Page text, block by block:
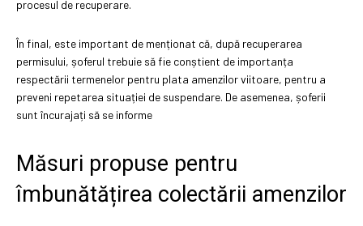
procesul de recuperare.
În final, este important de menționat că, după recuperarea
permisului, șoferul trebuie să fie conștient de importanța
respectării termenelor pentru plata amenzilor viitoare, pentru a
preveni repetarea situației de suspendare. De asemenea, șoferii
sunt încurajați să se informe
Măsuri propuse pentru
îmbunătățirea colectării amenzilor